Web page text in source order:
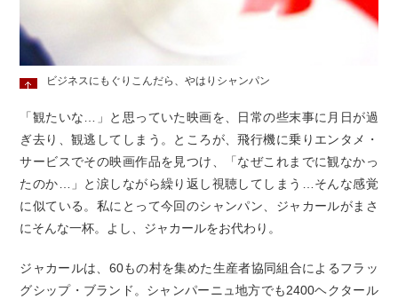
ビジネスにもぐりこんだら、やはりシャンパン
「観たいな…」と思っていた映画を、日常の些末事に月日が過
ぎ去り、観逃してしまう。ところが、飛行機に乗りエンタメ・
サービスでその映画作品を見つけ、「なぜこれまでに観なかっ
たのか…」と涙しながら繰り返し視聴してしまう…そんな感覚
に似ている。私にとって今回のシャンパン、ジャカールがまさ
にそんな一杯。よし、ジャカールをお代わり。
ジャカールは、60もの村を集めた生産者協同組合によるフラッ
グシップ・ブランド。シャンパーニュ地方でも2400ヘクタール